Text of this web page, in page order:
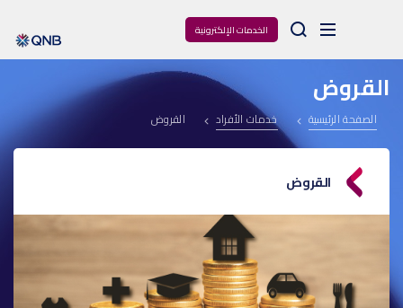
الخدمات الإلكترونية Arama
القروض
الصفحة الرئيسية خدمات الأفراد القروض
القروض